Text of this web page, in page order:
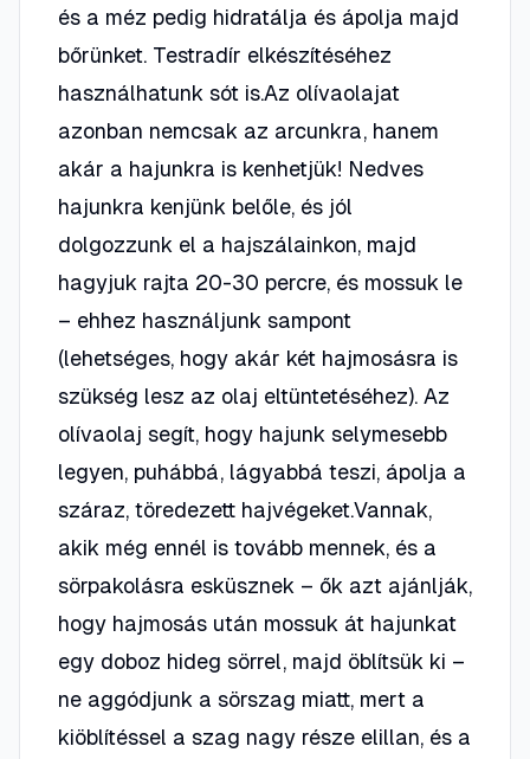
és a méz pedig hidratálja és ápolja majd
bőrünket. Testradír elkészítéséhez
használhatunk sót is.Az olívaolajat
azonban nemcsak az arcunkra, hanem
akár a hajunkra is kenhetjük! Nedves
hajunkra kenjünk belőle, és jól
dolgozzunk el a hajszálainkon, majd
hagyjuk rajta 20-30 percre, és mossuk le
– ehhez használjunk sampont
(lehetséges, hogy akár két hajmosásra is
szükség lesz az olaj eltüntetéséhez). Az
olívaolaj segít, hogy hajunk selymesebb
legyen, puhábbá, lágyabbá teszi, ápolja a
száraz, töredezett hajvégeket.Vannak,
akik még ennél is tovább mennek, és a
sörpakolásra esküsznek – ők azt ajánlják,
hogy hajmosás után mossuk át hajunkat
egy doboz hideg sörrel, majd öblítsük ki –
ne aggódjunk a sörszag miatt, mert a
kiöblítéssel a szag nagy része elillan, és a